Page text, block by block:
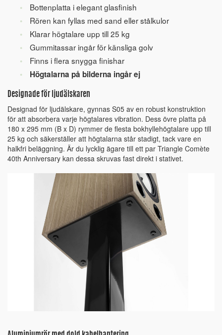
Bottenplatta i elegant glasfinish
Rören kan fyllas med sand eller stålkulor
Klarar högtalare upp till 25 kg
Gummitassar ingår för känsliga golv
Finns i flera snygga finishar
Högtalarna på bilderna ingår ej
Designade för ljudälskaren
Designad för ljudälskare, gynnas S05 av en robust konstruktion
för att absorbera varje högtalares vibration. Dess övre platta på
180 x 295 mm (B x D) rymmer de flesta bokhyllehögtalare upp till
25 kg och säkerställer att högtalarna står stadigt, tack vare en
halkfri beläggning. Är du lycklig ägare till ett par Triangle Comète
40th Anniversary kan dessa skruvas fast direkt i stativet.